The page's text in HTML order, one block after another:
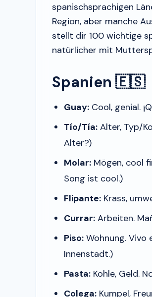
spanischsprachigen
Region, aber manche
stellt dir 100 wichtige
natürlicher mit
Spanien 🇪🇸
Guay: Cool, genial.
Tío/Tía: Alter, Typ/
Alter?)
Molar: Mögen, cool
Song ist cool.)
Flipante: Krass,
Currar: Arbeiten.
Piso: Wohnung. Vivo
Innenstadt.)
Pasta: Kohle, Geld.
Colega: Kumpel,